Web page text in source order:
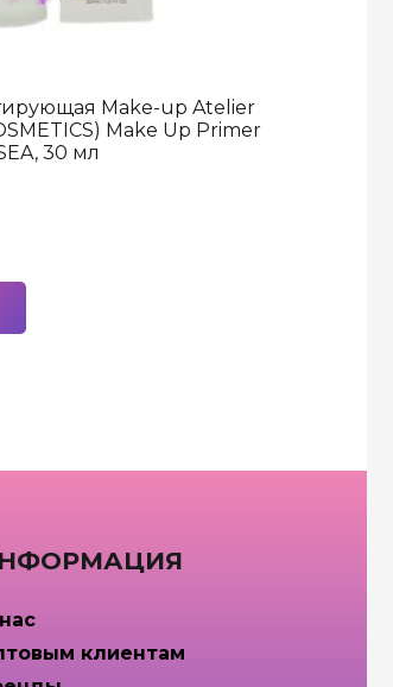
Make-up Atelier
Make Up Primer
30 мл
клиентам